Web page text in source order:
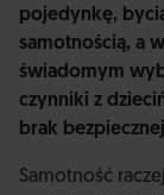
pojedynkę,
samotnością, a
świadomym
czynniki z
brak
Samotność